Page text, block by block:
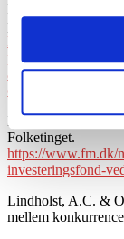
Dansk Industri
private samarbejde i
https://
privatsamarbejde/
analyser/
offentlige-private-
Finansministeriet
Folketinget.
https://www.fm.dk/
investeringsfond-
Lindholst, A.C. &
mellem